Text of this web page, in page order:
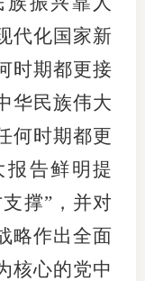
团体标
会员管
资格管
风险管
资产管
代化国家新
时期都更接
华民族伟大
何时期都更
报告鲜明提
撑”，并对
略作出全面
核心的党中